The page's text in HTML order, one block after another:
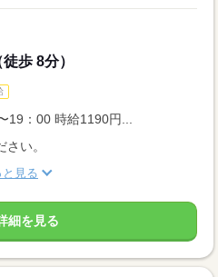
歩 8分）
19：00 時給1190円...
い。
と見る
細を見る